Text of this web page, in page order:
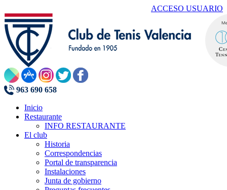
ACCESO USUARIO
963 690 658
Inicio
Restaurante
INFO RESTAURANTE
El club
Historia
Correspondencias
Portal de transparencia
Instalaciones
Junta de gobierno